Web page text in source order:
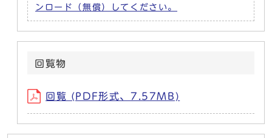
ンロード（無償）してください。
回覧物
回覧 (PDF形式、7.57MB)